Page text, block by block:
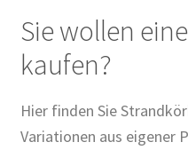
Sie wollen
kaufen?
Hier finden Sie
Variationen aus eigener